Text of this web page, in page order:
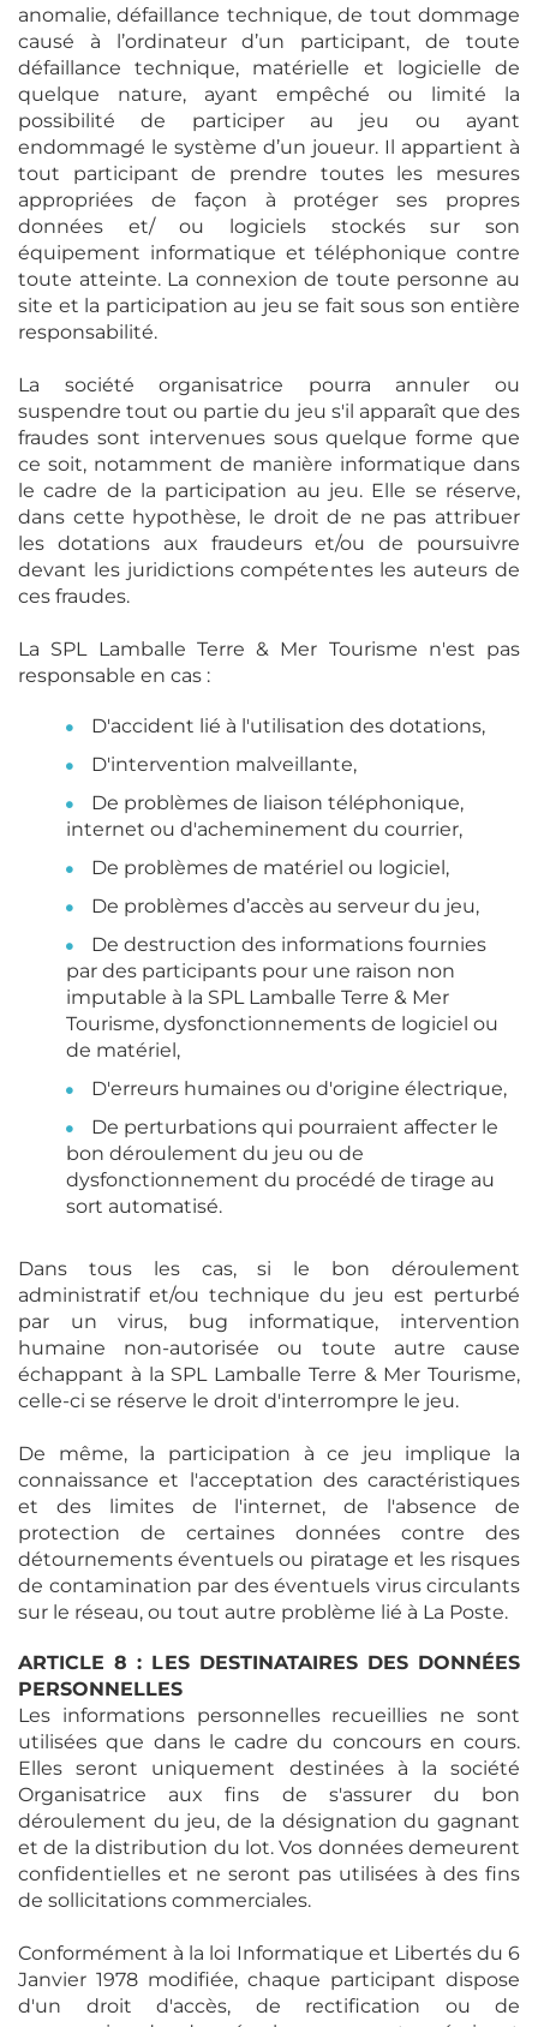
anomalie, défaillance technique, de tout dommage
causé à l’ordinateur d’un participant, de toute
défaillance technique, matérielle et logicielle de
quelque nature, ayant empêché ou limité la
possibilité de participer au jeu ou ayant
endommagé le système d’un joueur. Il appartient à
tout participant de prendre toutes les mesures
appropriées de façon à protéger ses propres
données et/ ou logiciels stockés sur son
équipement informatique et téléphonique contre
toute atteinte. La connexion de toute personne au
site et la participation au jeu se fait sous son entière
responsabilité.
La société organisatrice pourra annuler ou
suspendre tout ou partie du jeu s'il apparaît que des
fraudes sont intervenues sous quelque forme que
ce soit, notamment de manière informatique dans
le cadre de la participation au jeu. Elle se réserve,
dans cette hypothèse, le droit de ne pas attribuer
les dotations aux fraudeurs et/ou de poursuivre
devant les juridictions compétentes les auteurs de
ces fraudes.
La SPL Lamballe Terre & Mer Tourisme n'est pas
responsable en cas :
D'accident lié à l'utilisation des dotations,
D'intervention malveillante,
De problèmes de liaison téléphonique,
internet ou d'acheminement du courrier,
De problèmes de matériel ou logiciel,
De problèmes d’accès au serveur du jeu,
De destruction des informations fournies
par des participants pour une raison non
imputable à la SPL Lamballe Terre & Mer
Tourisme, dysfonctionnements de logiciel ou
de matériel,
D'erreurs humaines ou d'origine électrique,
De perturbations qui pourraient affecter le
bon déroulement du jeu ou de
dysfonctionnement du procédé de tirage au
sort automatisé.
Dans tous les cas, si le bon déroulement
administratif et/ou technique du jeu est perturbé
par un virus, bug informatique, intervention
humaine non-autorisée ou toute autre cause
échappant à la SPL Lamballe Terre & Mer Tourisme,
celle-ci se réserve le droit d'interrompre le jeu.
De même, la participation à ce jeu implique la
connaissance et l'acceptation des caractéristiques
et des limites de l'internet, de l'absence de
protection de certaines données contre des
détournements éventuels ou piratage et les risques
de contamination par des éventuels virus circulants
sur le réseau, ou tout autre problème lié à La Poste.
ARTICLE 8 : LES DESTINATAIRES DES DONNÉES
PERSONNELLES
Les informations personnelles recueillies ne sont
utilisées que dans le cadre du concours en cours.
Elles seront uniquement destinées à la société
Organisatrice aux fins de s'assurer du bon
déroulement du jeu, de la désignation du gagnant
et de la distribution du lot. Vos données demeurent
confidentielles et ne seront pas utilisées à des fins
de sollicitations commerciales.
Conformément à la loi Informatique et Libertés du 6
Janvier 1978 modifiée, chaque participant dispose
d'un droit d'accès, de rectification ou de